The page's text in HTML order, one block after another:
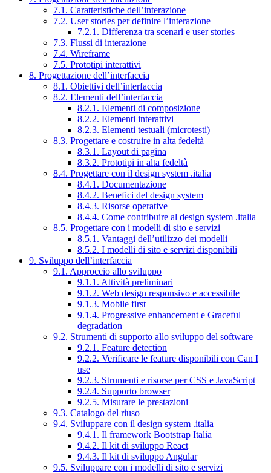
7.1. Caratteristiche dell’interazione
7.2. User stories per definire l’interazione
7.2.1. Differenza tra scenari e user stories
7.3. Flussi di interazione
7.4. Wireframe
7.5. Prototipi interattivi
8. Progettazione dell’interfaccia
8.1. Obiettivi dell’interfaccia
8.2. Elementi dell’interfaccia
8.2.1. Elementi di composizione
8.2.2. Elementi interattivi
8.2.3. Elementi testuali (microtesti)
8.3. Progettare e costruire in alta fedeltà
8.3.1. Layout di pagina
8.3.2. Prototipi in alta fedeltà
8.4. Progettare con il design system .italia
8.4.1. Documentazione
8.4.2. Benefici del design system
8.4.3. Risorse operative
8.4.4. Come contribuire al design system .italia
8.5. Progettare con i modelli di sito e servizi
8.5.1. Vantaggi dell’utilizzo dei modelli
8.5.2. I modelli di sito e servizi disponibili
9. Sviluppo dell’interfaccia
9.1. Approccio allo sviluppo
9.1.1. Attività preliminari
9.1.2. Web design responsivo e accessibile
9.1.3. Mobile first
9.1.4. Progressive enhancement e Graceful
degradation
9.2. Strumenti di supporto allo sviluppo del software
9.2.1. Feature detection
9.2.2. Verificare le feature disponibili con Can I
use
9.2.3. Strumenti e risorse per CSS e JavaScript
9.2.4. Supporto browser
9.2.5. Misurare le prestazioni
9.3. Catalogo del riuso
9.4. Sviluppare con il design system .italia
9.4.1. Il framework Bootstrap Italia
9.4.2. Il kit di sviluppo React
9.4.3. Il kit di sviluppo Angular
9.5. Sviluppare con i modelli di sito e servizi